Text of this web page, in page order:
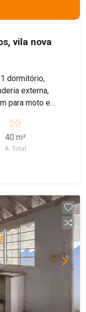
vila nova
dormitório,
externa,
40 m²
A. Total